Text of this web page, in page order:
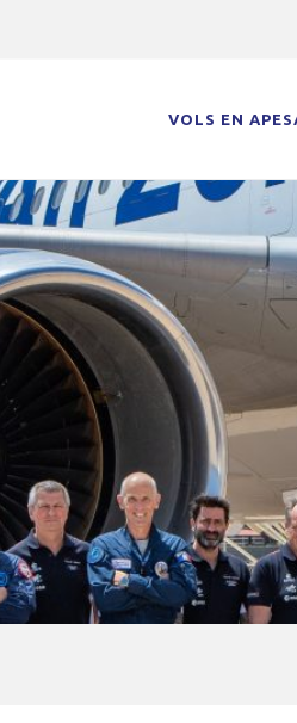
VOLS EN